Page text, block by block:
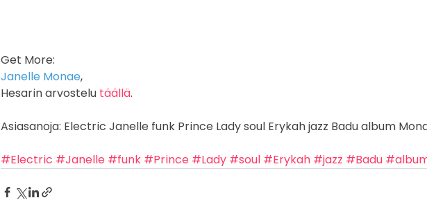
Get More:
Janelle Monae,
Hesarin arvostelu täällä.
Asiasanoja: Electric Janelle funk Prince Lady soul Erykah jazz Badu album
#Electric #Janelle #funk #Prince #Lady #soul #Erykah #jazz #Badu